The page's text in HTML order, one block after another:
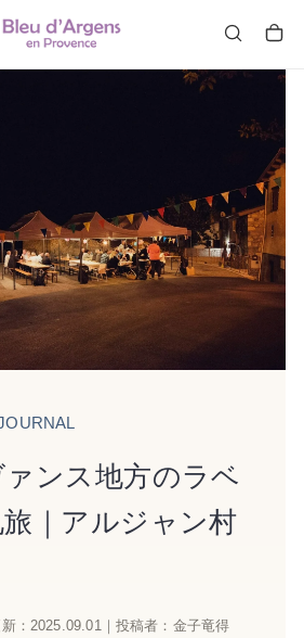
ンス地方のラベ
｜アルジャン村
： 2025.09.01｜ 投稿者：金子竜得